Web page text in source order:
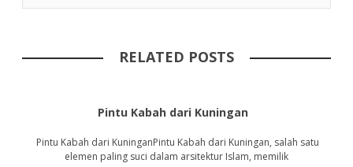
RELATED POSTS
Pintu Kabah dari Kuningan
Pintu Kabah dari KuninganPintu Kabah dari Kuningan, salah satu
elemen paling suci dalam arsitektur Islam, memilik